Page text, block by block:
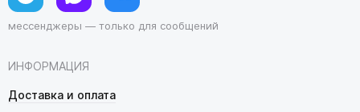
ИНФОРМАЦИЯ
Доставка и оплата
мессенджеры — только для сообщений